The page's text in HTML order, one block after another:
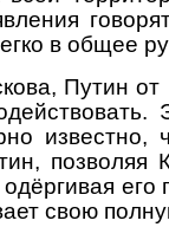
в общее
Путин от
известно,
позволяя
его
свою